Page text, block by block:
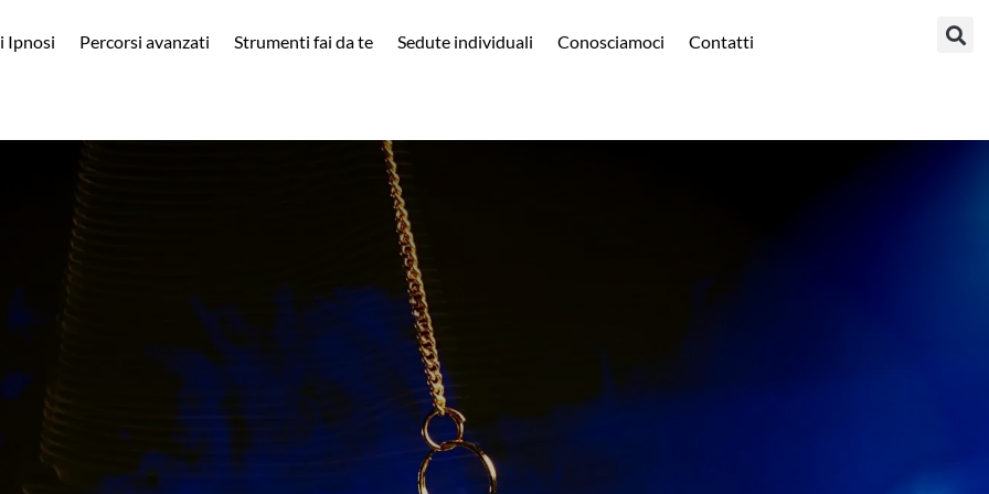
Ipnosi Percorsi avanzati Strumenti fai da te Sedute individuali Conosciamoci Contatti